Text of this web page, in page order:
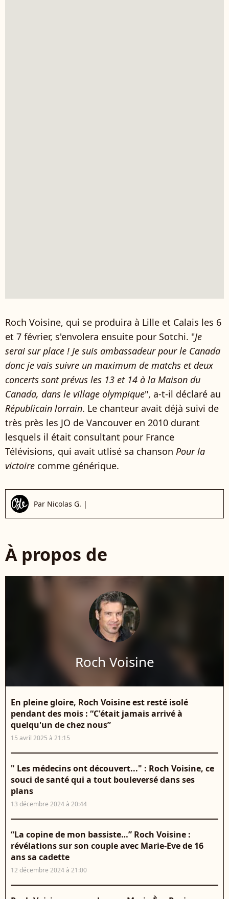
Roch Voisine, qui se produira à Lille et Calais les 6
et 7 février, s'envolera ensuite pour Sotchi. "Je
serai sur place ! Je suis ambassadeur pour le Canada
donc je vais suivre un maximum de matchs et deux
concerts sont prévus les 13 et 14 à la Maison du
Canada, dans le village olympique", a-t-il déclaré au
Républicain lorrain. Le chanteur avait déjà suivi de
très près les JO de Vancouver en 2010 durant
lesquels il était consultant pour France
Télévisions, qui avait utlisé sa chanson Pour la
victoire comme générique.
Par Nicolas G. |
À propos de
Roch Voisine
En pleine gloire, Roch Voisine est resté isolé
pendant des mois : “C'était jamais arrivé à
quelqu'un de chez nous”
15 avril 2025 à 21:15
" Les médecins ont découvert..." : Roch Voisine, ce
souci de santé qui a tout bouleversé dans ses
plans
13 décembre 2024 à 20:44
“La copine de mon bassiste…” Roch Voisine :
révélations sur son couple avec Marie-Eve de 16
ans sa cadette
12 décembre 2024 à 21:00